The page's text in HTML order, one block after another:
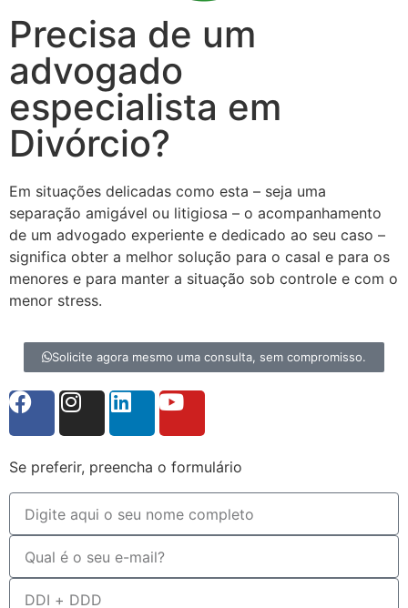
Precisa de um
advogado
especialista em
Divórcio?
Em situações delicadas como esta – seja uma
separação amigável ou litigiosa – o acompanhamento
de um advogado experiente e dedicado ao seu caso –
significa obter a melhor solução para o casal e para os
menores e para manter a situação sob controle e com o
menor stress.
Solicite agora mesmo uma consulta, sem compromisso.
Se preferir, preencha o formulário